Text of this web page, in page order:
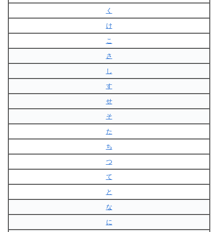
く
け
こ
さ
し
す
せ
そ
た
ち
つ
て
と
な
に